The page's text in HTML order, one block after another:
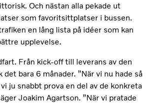
Och nästan alla pekade ut
som favoritsittplatser i bussen.
en lång lista på idéer som kan
upplevelse.
Från kick-off till leverans av den
bara 6 månader. ”När vi nu hade så
ju snabbt prova en del av de konkreta
Joakim Agartson. ”När vi pratade